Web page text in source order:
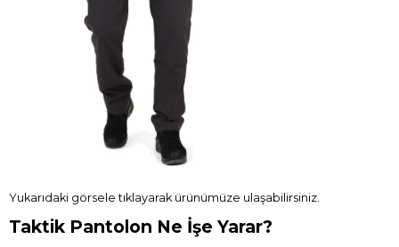
Yukarıdaki görsele tıklayarak ürünümüze ulaşabilirsiniz.
Taktik Pantolon Ne İşe Yarar?